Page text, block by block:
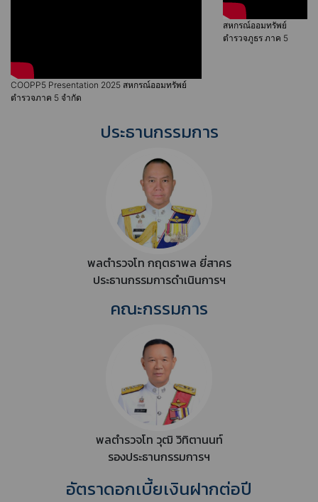
COOPP5 Presentation 2025 สหกรณ์ออมทรัพย์
ตำรวจภาค 5 จำกัด
สหกรณ์ออมทรัพย์
ตำรวจภูธร ภาค 5
ประธานกรรมการ
พลตำรวจโท กฤตธาพล ยี่สาคร
ประธานกรรมการดำเนินการฯ
คณะกรรมการ
พลตำรวจโท วุฒิ วิทิตานนท์
รองประธานกรรมการฯ
อัตราดอกเบี้ยเงินฝากต่อปี